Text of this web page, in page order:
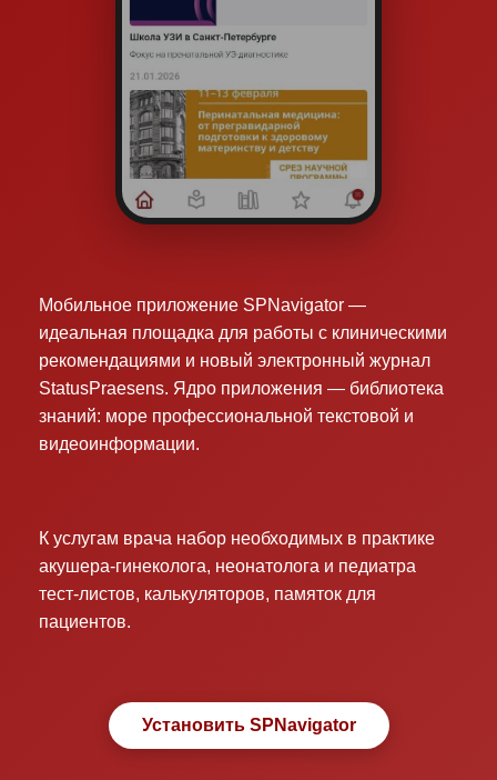
Мобильное приложение SPNavigator —
идеальная площадка для работы с клиническими
рекомендациями и новый электронный журнал
StatusPraesens. Ядро приложения — библиотека
знаний: море профессиональной текстовой и
видеоинформации.
К услугам врача набор необходимых в практике
акушера-гинеколога, неонатолога и педиатра
тест-листов, калькуляторов, памяток для
пациентов.
Установить SPNavigator